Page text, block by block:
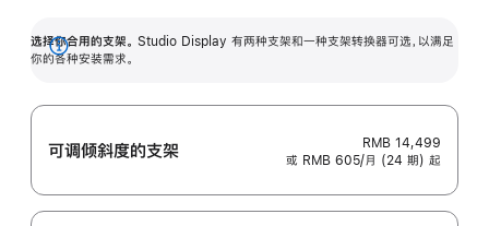
选择你合用的支架。 Studio Display 有两种支架和一种支架转换器可选，以满足
你的各种安装需求。
展
可调倾斜度的支架
RMB 14,499
或 RMB 605/月 (24 期) 起